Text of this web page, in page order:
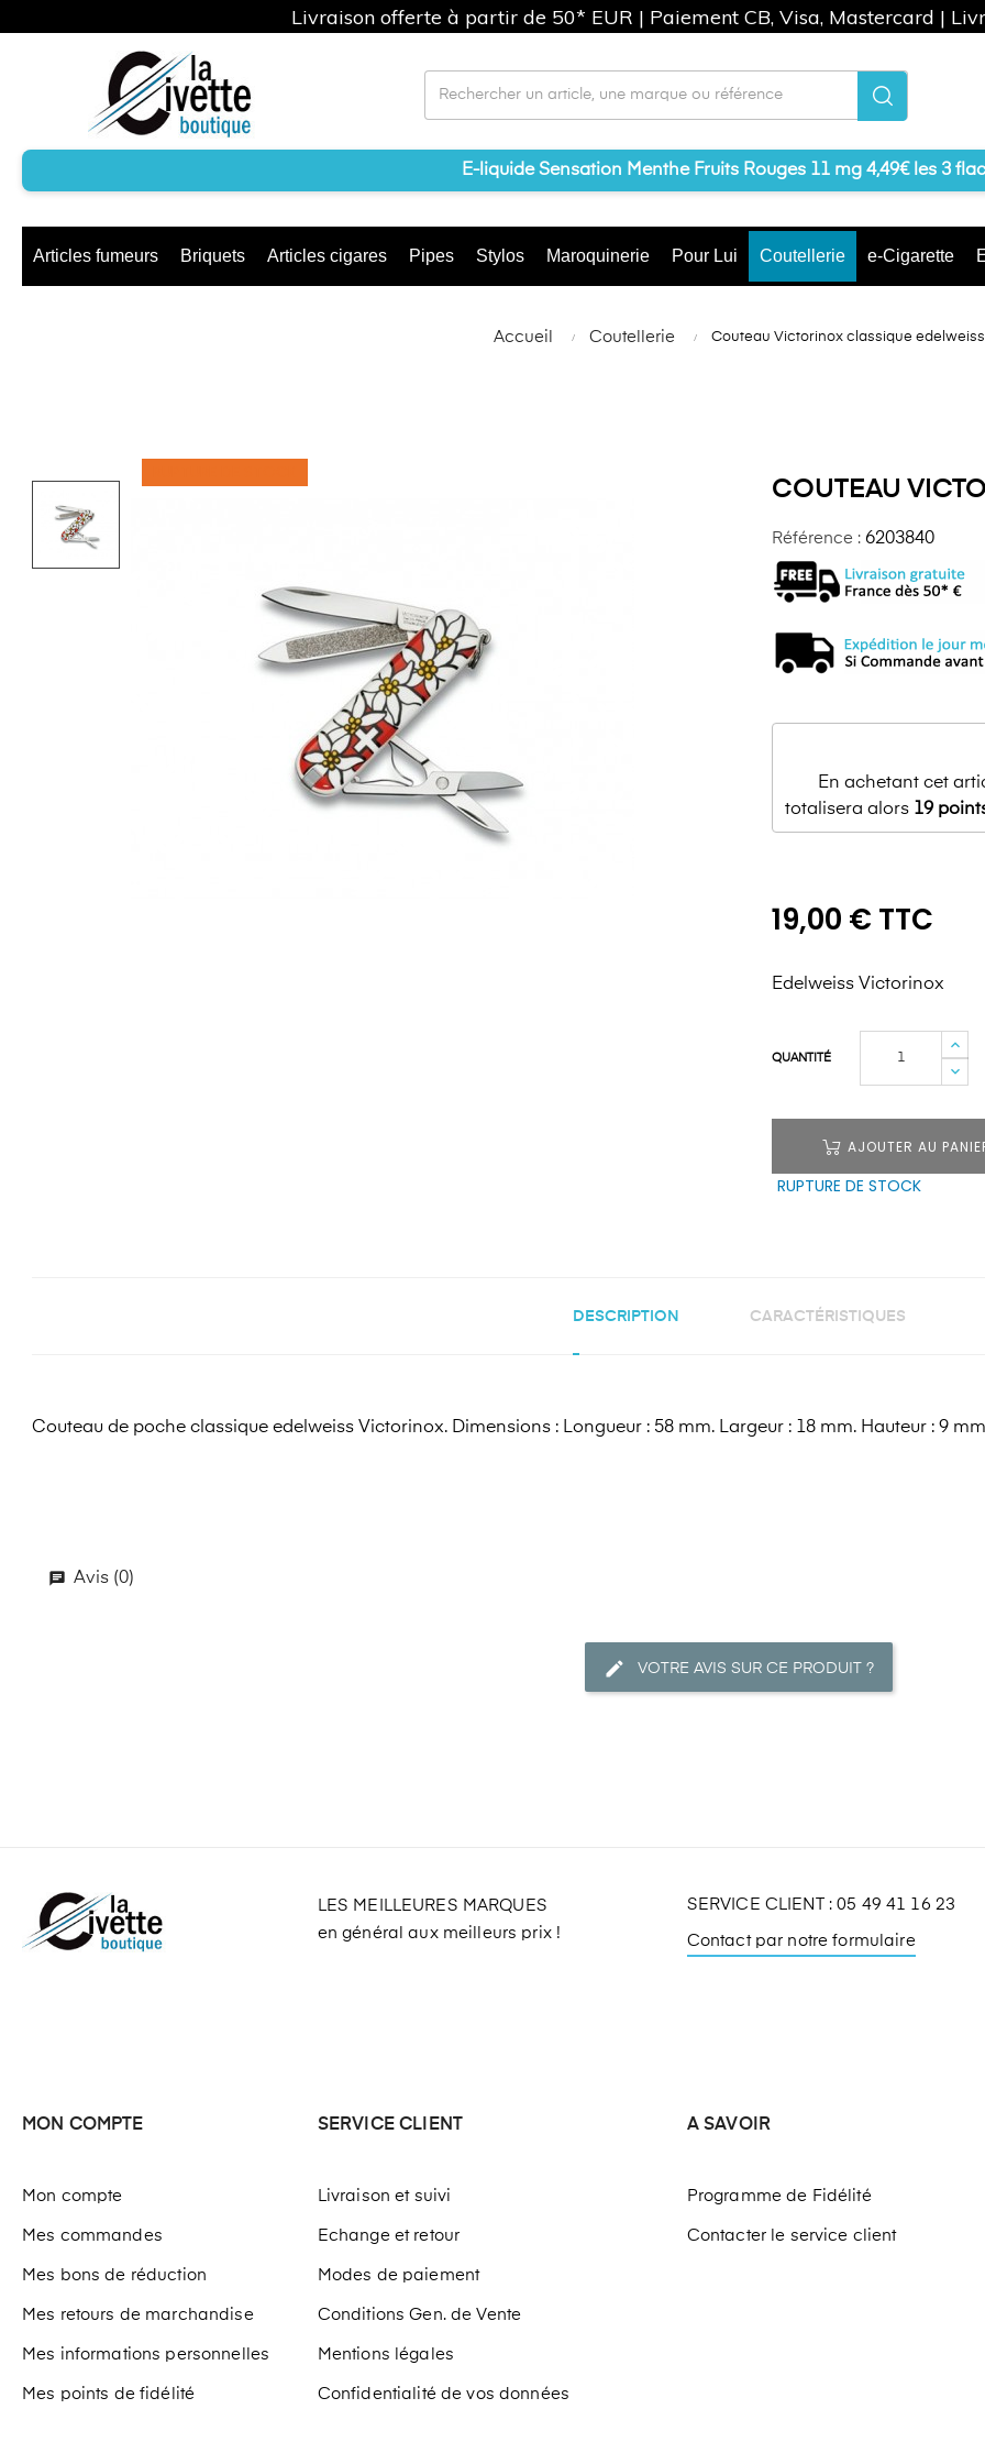
E-liquide Sensation Menthe Fruits Rouges 11 mg 4,49€ les 3
Articles fumeurs Briquets Articles cigares Pipes Stylos Maroquinerie Pour Lui Coutellerie e-Cigarette
Accueil Coutellerie Couteau Victorinox classique edelweiss
COUTEAU
Référence : 6203840
En achetant cet
totalisera alors 19
19,00 € TTC
Edelweiss Victorinox
QUANTITÉ
AJOUTER AU
RUPTURE DE STOCK
DESCRIPTION CARACTÉRISTIQUES
Couteau de poche classique edelweiss Victorinox. Dimensions : Longueur : 58 mm. Largeur : 18 mm. Hauteur : 9
Avis (0)
VOTRE AVIS SUR CE PRODUIT ?
LES MEILLEURES MARQUES
en général aux meilleurs prix !
SERVICE CLIENT : 05 49 41 16 23
Contact par notre formulaire
MON COMPTE
Mon compte
Mes commandes
Mes bons de réduction
Mes retours de marchandise
Mes informations personnelles
Mes points de fidélité
SERVICE CLIENT
Livraison et suivi
Echange et retour
Modes de paiement
Conditions Gen. de Vente
Mentions légales
Confidentialité de vos données
A SAVOIR
Programme de Fidélité
Contacter le service client
Livraison offerte à partir de 50* EUR | Paiement CB, Visa, Mastercard |